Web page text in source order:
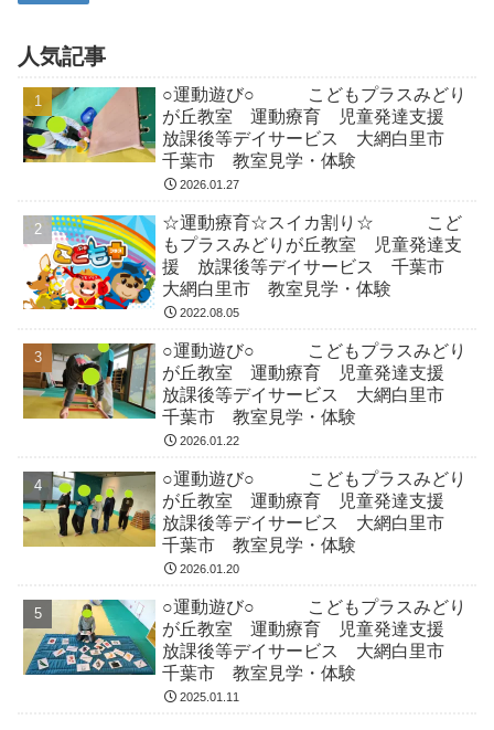
人気記事
○運動遊び○ こどもプラスみどり
が丘教室 運動療育 児童発達支援
放課後等デイサービス 大網白里市
千葉市 教室見学・体験
2026.01.27
☆運動療育☆スイカ割り☆ こど
もプラスみどりが丘教室 児童発達支
援 放課後等デイサービス 千葉市
大網白里市 教室見学・体験
2022.08.05
○運動遊び○ こどもプラスみどり
が丘教室 運動療育 児童発達支援
放課後等デイサービス 大網白里市
千葉市 教室見学・体験
2026.01.22
○運動遊び○ こどもプラスみどり
が丘教室 運動療育 児童発達支援
放課後等デイサービス 大網白里市
千葉市 教室見学・体験
2026.01.20
○運動遊び○ こどもプラスみどり
が丘教室 運動療育 児童発達支援
放課後等デイサービス 大網白里市
千葉市 教室見学・体験
2025.01.11